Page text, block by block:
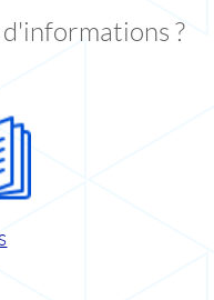
d'informations ?